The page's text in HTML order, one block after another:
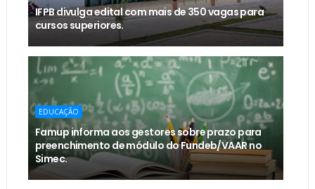
IFPB divulga edital com mais de 350 vagas para
cursos superiores.
EDUCAÇÃO
Famup informa aos gestores sobre prazo para
preenchimento de módulo do Fundeb/VAAR no
Simec.